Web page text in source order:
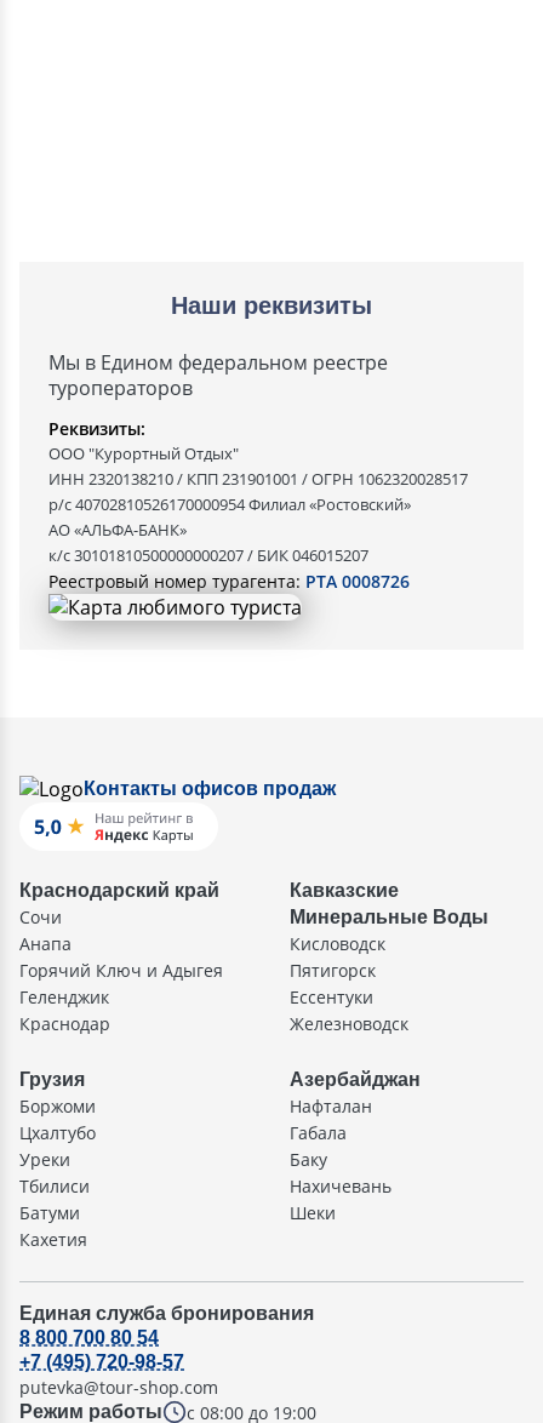
Наши реквизиты
Мы в Едином федеральном реестре
туроператоров
Реквизиты:
ООО "Курортный Отдых"
ИНН 2320138210 / КПП 231901001 / ОГРН 1062320028517
р/с 40702810526170000954 Филиал «Ростовский»
АО «АЛЬФА-БАНК»
к/с 30101810500000000207 / БИК 046015207
Реестровый номер турагента: РТА 0008726
Контакты офисов продаж
Краснодарский край
Сочи
Анапа
Горячий Ключ и Адыгея
Геленджик
Краснодар
Кавказские
Минеральные Воды
Кисловодск
Пятигорск
Ессентуки
Железноводск
Грузия
Боржоми
Цхалтубо
Уреки
Тбилиси
Батуми
Кахетия
Азербайджан
Нафталан
Габала
Баку
Нахичевань
Шеки
Единая служба бронирования
Режим работы с 08:00 до 19:00
8 800 700 80 54
+7 (495) 720-98-57
putevka@tour-shop.com